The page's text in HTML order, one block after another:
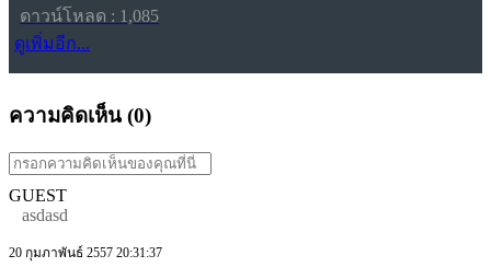
ดาวน์โหลด : 1,085
ดูเพิ่มอีก...
ความคิดเห็น (0)
GUEST
asdasd
20 กุมภาพันธ์ 2557 20:31:37